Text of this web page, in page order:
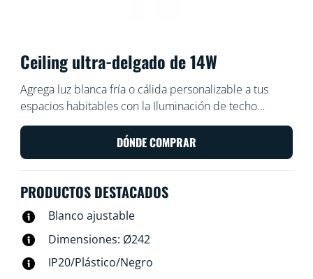
Ceiling ultra-delgado de 14W
Agrega luz blanca fría o cálida personalizable a tus
espacios habitables con la Iluminación de techo
inteligente WiZ Super Slim. Válete de la aplicación WiZ
o tu voz para regular la intensidad, iluminar o usar los
modos de iluminación preestablecidos en
DÓNDE COMPRAR
PRODUCTOS DESTACADOS
Blanco ajustable
Dimensiones: Ø242
IP20/Plástico/Negro